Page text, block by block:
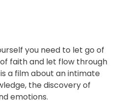
you need to let go of
faith and let flow through
a film about an intimate
the discovery of
emotions.